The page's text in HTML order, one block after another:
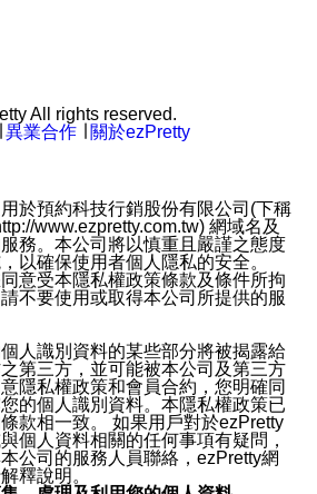
All rights reserved.
異業合作
關於ezPretty
於預約科技行銷股份有限公司(下稱
www.ezpretty.com.tw) 網域名及
務。本公司將以慎重且嚴謹之態度
以確保使用者個人隱私的安全。
意受本隱私權政策條款及條件所拘
不要使用或取得本公司所提供的服
人識別資料的某些部分將被揭露給
第三方，並可能被本公司及第三方
隱私權政策和會員合約，您明確同
的個人識別資料。本隱私權政策已
款相一致。 如果用戶對於ezPretty
個人資料相關的任何事項有疑問，
公司的服務人員聯絡，ezPretty網
釋說明。